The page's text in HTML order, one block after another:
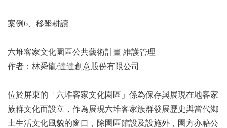
案例6、移墾耕讀
六堆客家文化園區公共藝術計畫 維護管理
作者：林舜龍/達達創意股份有限公司
位於屏東的「六堆客家文化園區」係為保存與展現在地客家
族群文化而設立，作為展現六堆客家族群發展歷史與當代鄉
土生活文化風貌的窗口，除園區館設及設施外，園方亦藉公